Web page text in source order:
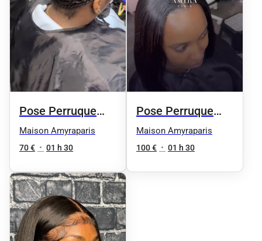
Pose Perruque
Closure
Maison Amyraparis
70 € • 01 h 30
Pose Perruque
360/ Full lACE
Maison Amyraparis
100 € • 01 h 30